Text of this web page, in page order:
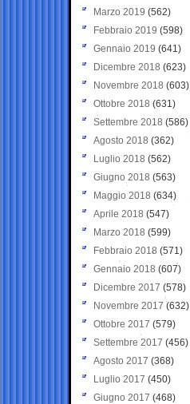
Marzo 2019 (562)
Febbraio 2019 (598)
Gennaio 2019 (641)
Dicembre 2018 (623)
Novembre 2018 (603)
Ottobre 2018 (631)
Settembre 2018 (586)
Agosto 2018 (362)
Luglio 2018 (562)
Giugno 2018 (563)
Maggio 2018 (634)
Aprile 2018 (547)
Marzo 2018 (599)
Febbraio 2018 (571)
Gennaio 2018 (607)
Dicembre 2017 (578)
Novembre 2017 (632)
Ottobre 2017 (579)
Settembre 2017 (456)
Agosto 2017 (368)
Luglio 2017 (450)
Giugno 2017 (468)